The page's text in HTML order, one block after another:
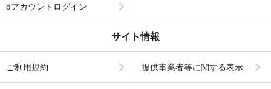
dアカウントログイン
サイト情報
ご利用規約 提供事業者等に関する表示